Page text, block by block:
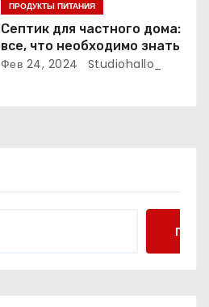
ПРОДУКТЫ ПИТАНИЯ
Септик для частного дома:
все, что необходимо знать
Фев 24, 2024 Studiohallo_
Поиск